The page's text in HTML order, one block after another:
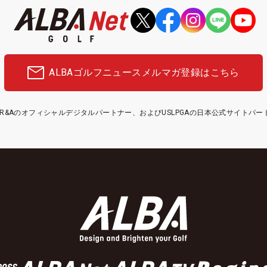
ALBAゴルフニュース メルマガ登録はこちら
のオフィシャルデジタルパートナー、およびUSLPGAの日本公式サイトパー